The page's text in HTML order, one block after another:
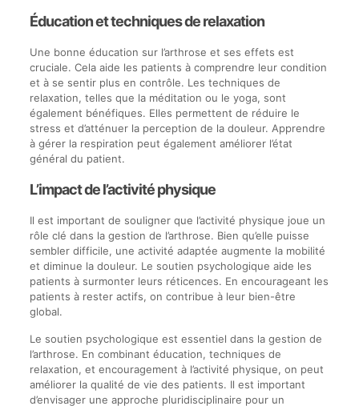
Éducation et techniques de relaxation
Une bonne éducation sur l’arthrose et ses effets est
cruciale. Cela aide les patients à comprendre leur condition
et à se sentir plus en contrôle. Les techniques de
relaxation, telles que la méditation ou le yoga, sont
également bénéfiques. Elles permettent de réduire le
stress et d’atténuer la perception de la douleur. Apprendre
à gérer la respiration peut également améliorer l’état
général du patient.
L’impact de l’activité physique
Il est important de souligner que l’activité physique joue un
rôle clé dans la gestion de l’arthrose. Bien qu’elle puisse
sembler difficile, une activité adaptée augmente la mobilité
et diminue la douleur. Le soutien psychologique aide les
patients à surmonter leurs réticences. En encourageant les
patients à rester actifs, on contribue à leur bien-être
global.
Le soutien psychologique est essentiel dans la gestion de
l’arthrose. En combinant éducation, techniques de
relaxation, et encouragement à l’activité physique, on peut
améliorer la qualité de vie des patients. Il est important
d’envisager une approche pluridisciplinaire pour un